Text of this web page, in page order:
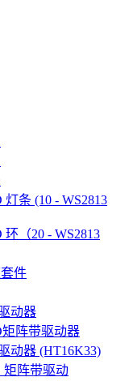
条 (10 - WS2813
（20 - WS2813
件
动器
矩阵带驱动器
动器 (HT16K33)
矩阵带驱动